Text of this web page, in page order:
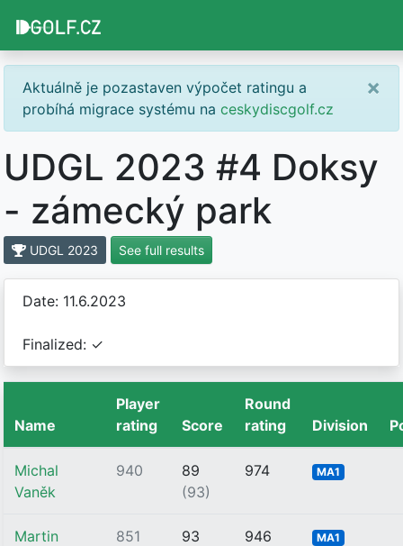
Aktuálně je pozastaven výpočet ratingu a
probíhá migrace systému na ceskydiscgolf.cz
×
UDGL 2023 #4 Doksy
- zámecký park
UDGL 2023 See full results
Date: 11.6.2023
Finalized: ✓
Name
Player
rating
Score
Round
rating
Division
Michal
Vaněk
940
89
(93)
974 MA1
Martin
851
93
946 MA1